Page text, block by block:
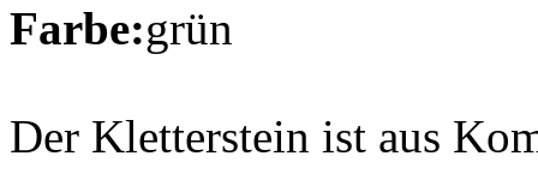
Farbe:grün
Der Kletterstein ist aus